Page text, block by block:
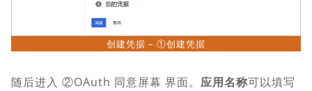
创建凭据 – ①创建凭据
随后进入 ②OAuth 同意屏幕 界面。 应用名称可以填写